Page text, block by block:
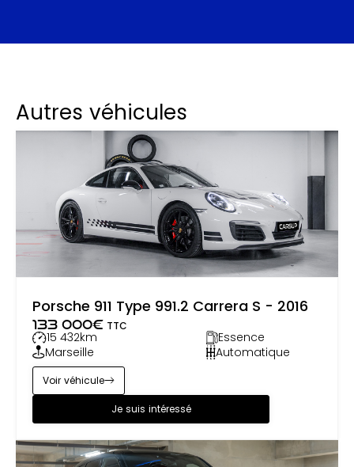
Autres véhicules
Porsche 911 Type 991.2 Carrera S - 2016
133 000€ TTC
15 432km
Essence
Marseille
Automatique
Je suis intéressé
Voir véhicule